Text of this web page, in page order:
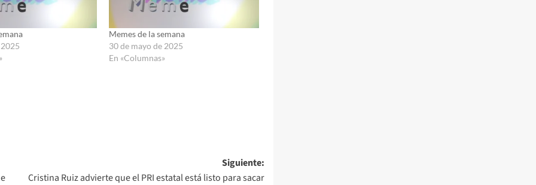
Memes de la semana
30 de mayo de 2025
En «Columnas»
Siguiente:
Cristina Ruiz advierte que el PRI estatal está listo para sacar